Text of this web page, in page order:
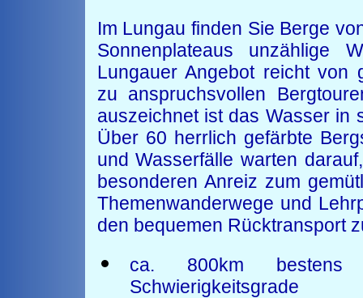
Im Lungau finden Sie Berge
Sonnenplateaus unzählige
Lungauer Angebot reicht von
zu anspruchsvollen
auszeichnet ist das Wasser in
Über 60 herrlich gefärbte
und Wasserfälle warten
besonderen Anreiz zum
Themenwanderwege und
den bequemen Rücktransport
ca. 800km bestens
Schwierigkeitsgrade